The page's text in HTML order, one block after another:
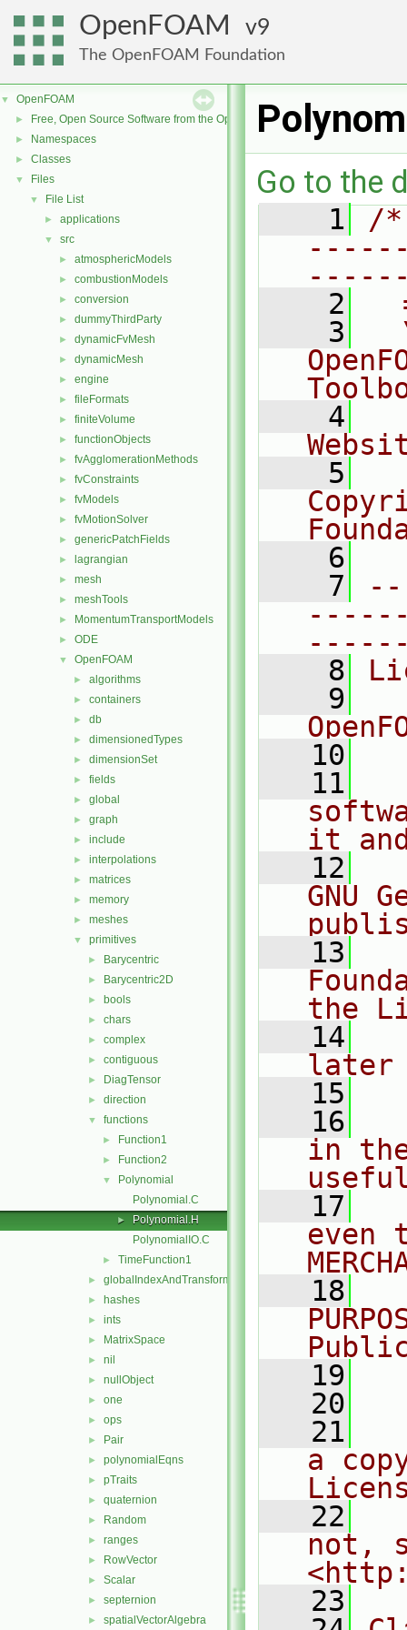
OpenFOAM 9
The OpenFOAM Foundation
▼ OpenFOAM
► Free, Open Source Software from the OpenFOAM Foundation
► Namespaces
► Classes
▼ Files
▼ File List
► applications
▼ src
► atmosphericModels
► combustionModels
► conversion
► dummyThirdParty
► dynamicFvMesh
► dynamicMesh
► engine
► fileFormats
► finiteVolume
► functionObjects
► fvAgglomerationMethods
► fvConstraints
► fvModels
► fvMotionSolver
► genericPatchFields
► lagrangian
► mesh
► meshTools
► MomentumTransportModels
► ODE
▼ OpenFOAM
► algorithms
► containers
► db
► dimensionedTypes
► dimensionSet
► fields
► global
► graph
► include
► interpolations
► matrices
► memory
► meshes
▼ primitives
► Barycentric
► Barycentric2D
► bools
► chars
► complex
► contiguous
► DiagTensor
► direction
▼ functions
► Function1
► Function2
▼
Polynomial
Polynomial.C
►
Polynomial.H
PolynomialIO.C
► TimeFunction1
► globalIndexAndTransform
► hashes
► ints
► MatrixSpace
► nil
► nullObject
► one
► ops
► Pair
► polynomialEqns
► pTraits
► quaternion
► Random
► ranges
► RowVector
► Scalar
► septernion
► spatialVectorAlgebra
Go to the
    1
/
    2
    3
    4
    5
    6
    7
    8
    9
   10
   11
it
   12
GNU
   13
the
   14
later
   15
   16
in
   17
even
   18
   19
   20
   21
a
   22
not,
   23